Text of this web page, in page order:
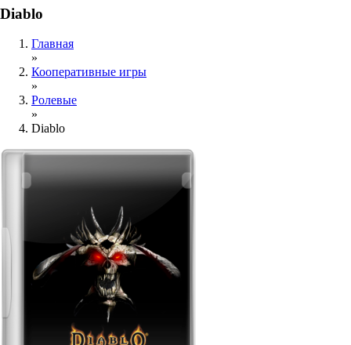
Diablo
Главная
»
Кооперативные игры
»
Ролевые
»
Diablo